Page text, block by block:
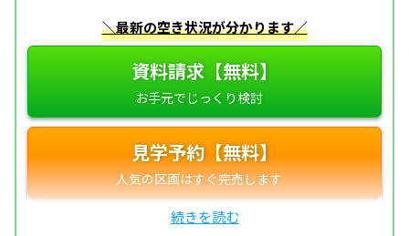
＼最新の空き状況が分かります／
資料請求【無料】
見学予約【無料】